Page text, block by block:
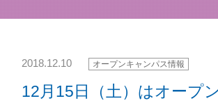
2018.12.10 オープンキャンパス情報
12月15日（土）はオープ